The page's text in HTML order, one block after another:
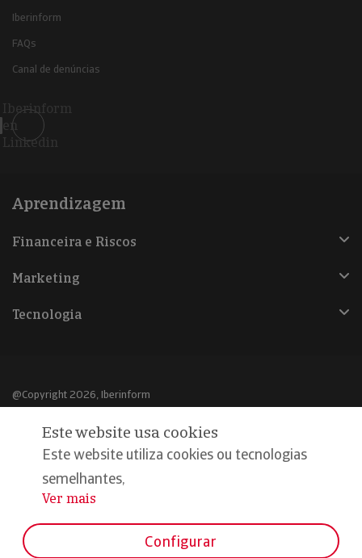
Iberinform
FAQs
Canal de denúncias
Iberinform
en
Linkedin
Aprendizagem
Financeira e Riscos
Marketing
Tecnologia
@Copyright 2026, Iberinform
Aviso legal
Política de cookies
Declaração de privacidade
Este website usa cookies
Este website utiliza cookies ou tecnologias
semelhantes,
...
Ver mais
Configurar